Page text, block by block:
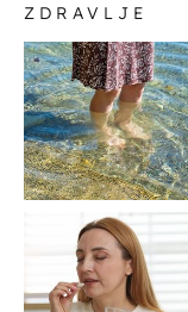
ZDRAVLJE